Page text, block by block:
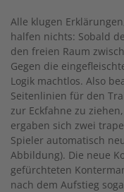
Alle klugen
halfen nichts: Sobald
den freien Raum
Gegen die
Logik machtlos. Also
Seitenlinien für den
zur Eckfahne zu
ergaben sich zwei
Spieler automatisch
Abbildung). Die neue
gefürchteten
nach dem Aufstieg